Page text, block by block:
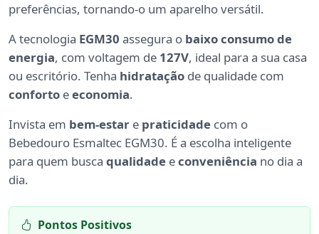
preferências, tornando-o um aparelho versátil.
A tecnologia EGM30 assegura o baixo consumo de
energia, com voltagem de 127V, ideal para a sua casa
ou escritório. Tenha hidratação de qualidade com
conforto eeconomia.
Invista em bem-estar e praticidade com o
Bebedouro Esmaltec EGM30. É a escolha inteligente
para quem busca qualidade econveniência no dia a
dia.
Pontos Positivos